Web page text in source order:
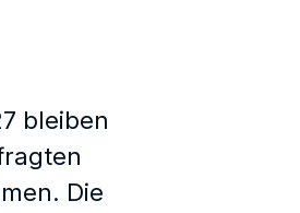
bleiben
Die